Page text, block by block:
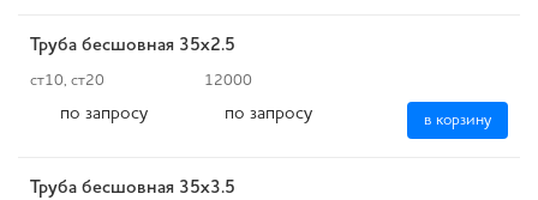
Труба бесшовная 35х2.5
ст10, ст20 12000
по запросу по запросу в корзину
Труба бесшовная 35х3.5